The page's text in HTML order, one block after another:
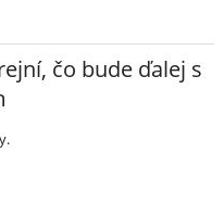
čo bude ďalej s